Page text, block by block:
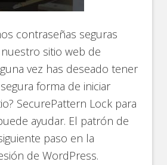
contraseñas seguras
sitio web de
vez has deseado tener
forma de iniciar
SecurePattern Lock para
ayudar. El patrón de
paso en la
de WordPress.